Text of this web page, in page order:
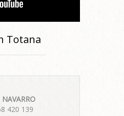
Totana
420 139